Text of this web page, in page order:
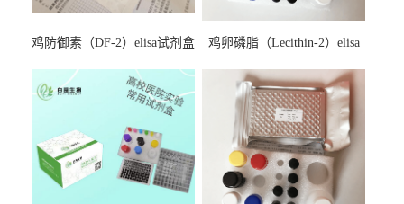
鸡防御素（DF-2）elisa试剂盒
鸡卵磷脂（Lecithin-2）elisa